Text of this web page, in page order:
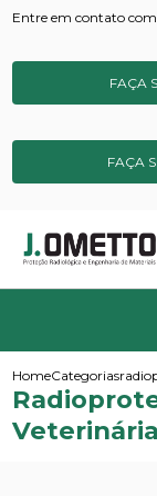
Entre em contato com
FAÇA
FAÇA
HomeCategorias
Veterinária